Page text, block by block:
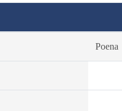
Poena